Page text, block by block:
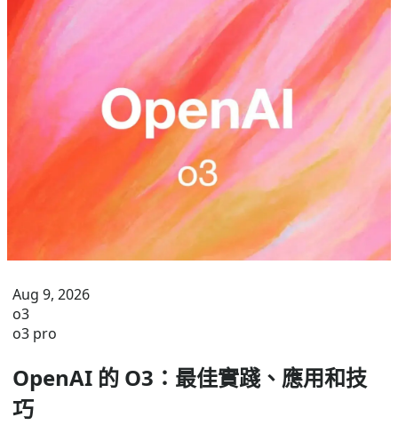
Aug 9, 2026
o3
o3 pro
OpenAI 的 O3：最佳實踐、應用和技
巧